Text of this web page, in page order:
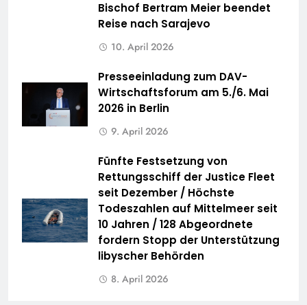
Bischof Bertram Meier beendet
Reise nach Sarajevo
10. April 2026
Presseeinladung zum DAV-
Wirtschaftsforum am 5./6. Mai
2026 in Berlin
9. April 2026
Fünfte Festsetzung von
Rettungsschiff der Justice Fleet
seit Dezember / Höchste
Todeszahlen auf Mittelmeer seit
10 Jahren / 128 Abgeordnete
fordern Stopp der Unterstützung
libyscher Behörden
8. April 2026